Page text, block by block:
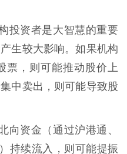
投资者是大智慧的重要
生较大影响。如果机构
票，则可能推动股价上
中卖出，则可能导致股
向资金（通过沪港通、
持续流入，则可能提振